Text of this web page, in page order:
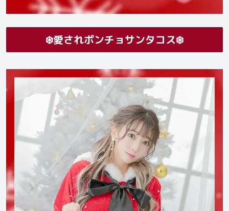
❄️愛されポンチョサンタコス❄️